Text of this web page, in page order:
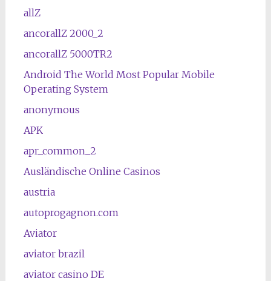
allZ
ancorallZ 2000_2
ancorallZ 5000TR2
Android The World Most Popular Mobile
Operating System
anonymous
APK
apr_common_2
Ausländische Online Casinos
austria
autoprogagnon.com
Aviator
aviator brazil
aviator casino DE